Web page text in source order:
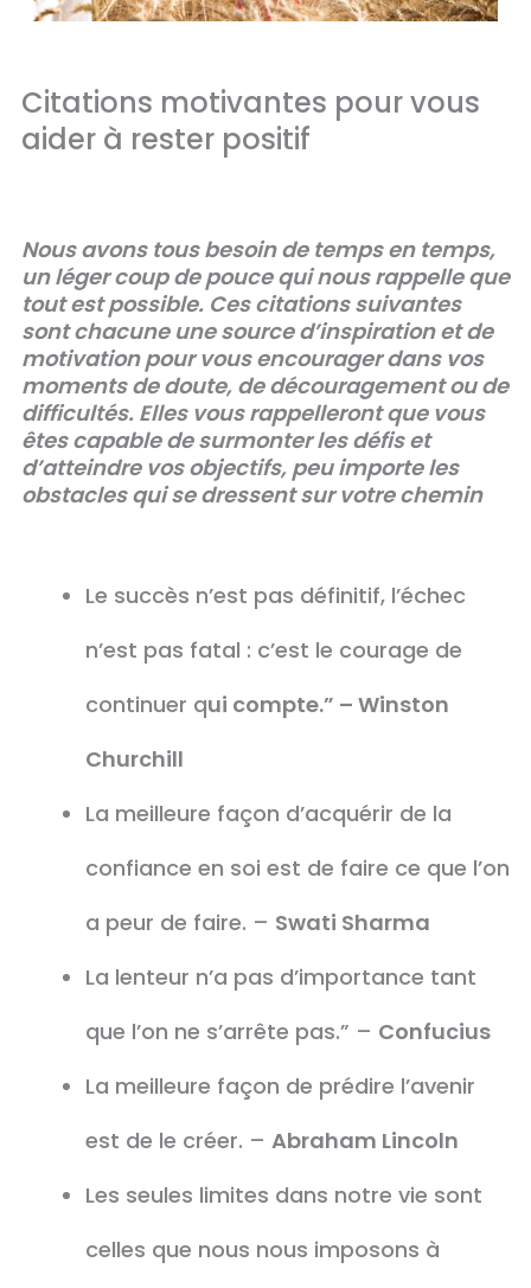
Citations motivantes pour vous
aider à rester positif
Nous avons tous besoin de temps en temps,
un léger coup de pouce qui nous rappelle que
tout est possible. Cescitationssuivantes
sont chacuneune source d’inspirationet de
motivation pour vous encourager dans vos
moments de doute, de découragement ou de
difficultés. Elles vous rappelleront que vous
êtes capable de surmonter les défis et
d’atteindre vos objectifs, peu importe les
obstacles qui se dressent sur votre chemin
Le succès n’est pas définitif, l’échec
n’est pas fatal : c’est le courage de
continuer qui compte.” – Winston
Churchill
La meilleure façon d’acquérir de la
confiance en soi est de faire ce que l’on
a peur de faire. – Swati Sharma
La lenteur n’a pas d’importance tant
que l’on ne s’arrête pas.” – Confucius
La meilleure façon de prédire l’avenir
est de le créer. – Abraham Lincoln
Les seules limites dans notre vie sont
celles que nous nous imposons à